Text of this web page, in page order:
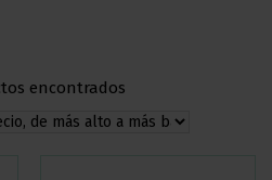
encontrados